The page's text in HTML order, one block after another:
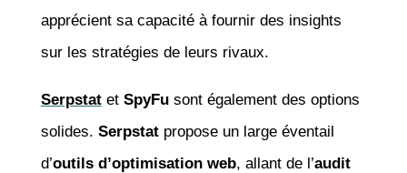
apprécient sa capacité à fournir des insights
sur les stratégies de leurs rivaux.
Serpstatet SpyFusont également des options
solides. Serpstatpropose un large éventail
d’outils d’optimisation web, allant de l’audit